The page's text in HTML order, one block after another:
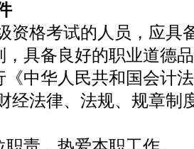
格考试的人员，应具
具备良好的职业道德
华人民共和国会计法
经法律、法规、规章制